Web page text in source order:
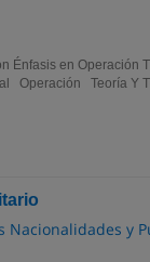
Énfasis en Operación
Operación Teoría Y
y